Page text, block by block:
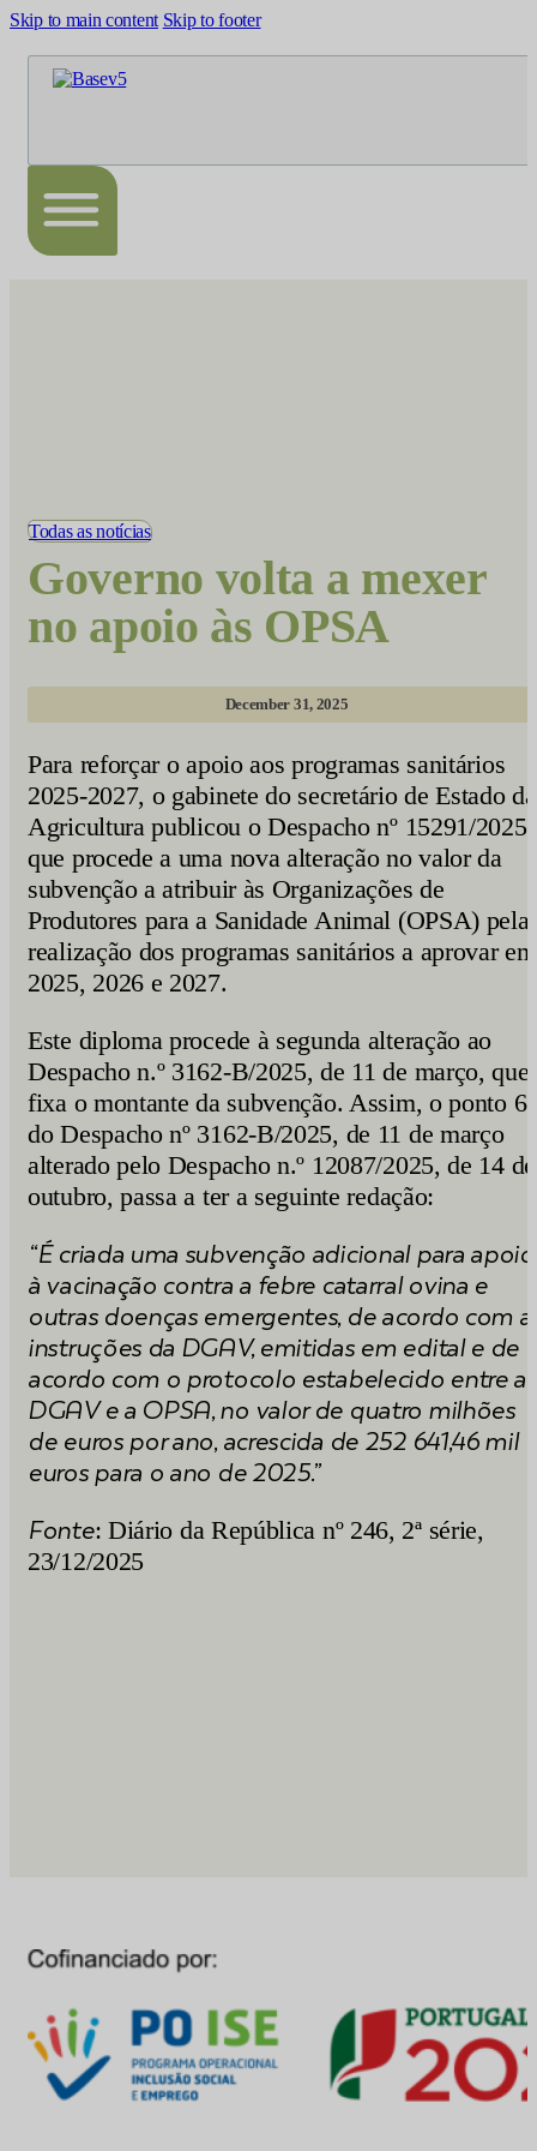
Skip to main content Skip to footer
Todas as notícias
Governo volta a mexer
no apoio às OPSA
December 31, 2025
Para reforçar o apoio aos programas sanitários
2025-2027, o gabinete do secretário de Estado da
Agricultura publicou o Despacho nº 15291/2025
que procede a uma nova alteração no valor da
subvenção a atribuir às Organizações de
Produtores para a Sanidade Animal (OPSA) pela
realização dos programas sanitários a aprovar em
2025, 2026 e 2027.
Este diploma procede à segunda alteração ao
Despacho n.º 3162-B/2025, de 11 de março, que
fixa o montante da subvenção. Assim, o ponto 6
do Despacho nº 3162-B/2025, de 11 de março
alterado pelo Despacho n.º 12087/2025, de 14 de
outubro, passa a ter a seguinte redação:
“É criada uma subvenção adicional para apoio
à vacinação contra a febre catarral ovina e
outras doenças emergentes, de acordo com
instruções da DGAV, emitidas em edital e de
acordo com o pro­tocolo estabelecido entre a
DGAV e a OPSA, no valor de quatro milhões
de euros por ano, acrescida de 252 641,46 mil
euros para o ano de 2025.”
Fonte: Diário da República nº 246, 2ª série,
23/12/2025